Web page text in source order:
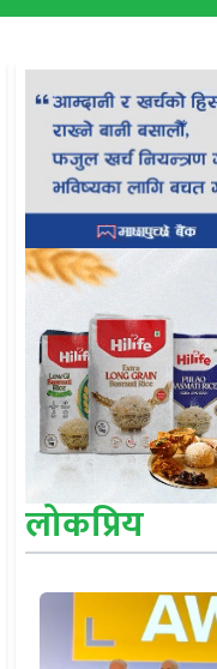
लोकप्रिय